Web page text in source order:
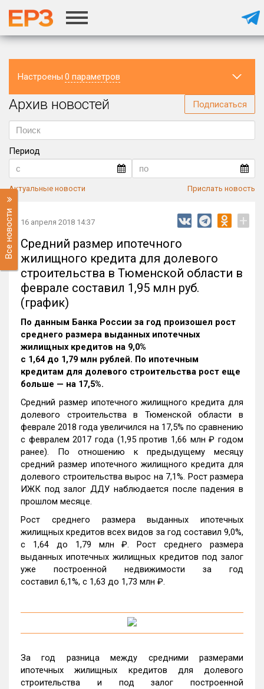
Настроены 0 параметров
Регион
Архив новостей Подписаться
Период
Актуальные новости Прислать новость
Все новости 16 апреля 2018 14:37 +
Средний размер ипотечного
жилищного кредита для долевого
строительства в Тюменской области в
феврале составил 1,95 млн руб.
(график)
По данным Банка России за год произошел рост
среднего размера выданных ипотечных
жилищных кредитов на 9,0%
c 1,64 до 1,79 млн рублей. По ипотечным
кредитам для долевого строительства рост еще
больше — на 17,5%.
Средний размер ипотечного жилищного кредита для
долевого строительства в Тюменской области в
феврале 2018 года увеличился на 17,5% по сравнению
с февралем 2017 года (1,95 против 1,66 млн ₽ годом
ранее). По отношению к предыдущему месяцу
средний размер ипотечного жилищного кредита для
долевого строительства вырос на 7,1%. Рост размера
ИЖК под залог ДДУ наблюдается после падения в
прошлом месяце.
Рост среднего размера выданных ипотечных
жилищных кредитов всех видов за год составил 9,0%,
c 1,64 до 1,79 млн ₽. Рост среднего размера
выданных ипотечных жилищных кредитов под залог
уже построенной недвижимости за год
составил 6,1%, c 1,63 до 1,73 млн ₽.
За год разница между средними размерами
ипотечных жилищных кредитов для долевого
строительства и под залог построенной